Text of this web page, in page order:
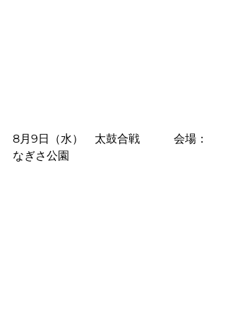
8月9日（水）　太鼓合戦　　　会場：
なぎさ公園